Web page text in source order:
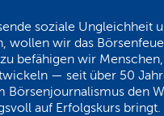
soziale Ungleichheit
wollen wir das
befähigen wir
— seit über 50
Börsenjournalismus den
auf Erfolgskurs bringt.